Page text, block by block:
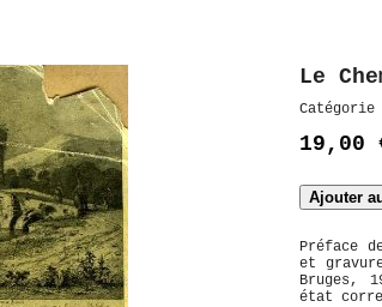
Le
19,00
Préface
et
Bruges,
état